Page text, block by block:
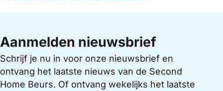
Aanmelden nieuwsbrief
Schrijf je nu in voor onze nieuwsbrief en
ontvang het laatste nieuws van de Second
Home Beurs. Of ontvang wekelijks het laatste